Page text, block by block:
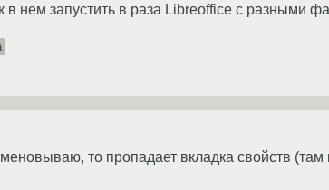
в нем запустить в раза Libreoffice с разными
то пропадает вкладка свойств